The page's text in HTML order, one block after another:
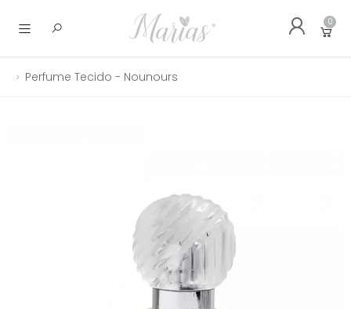
Abrir menu
0
Perfume Tecido - Nounours